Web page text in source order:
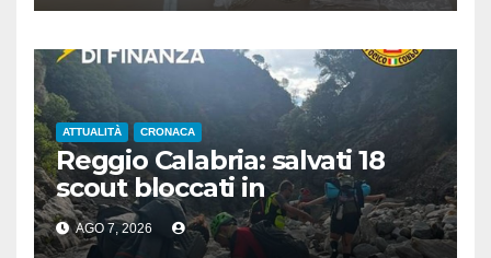
ATTUALITÀ CRONACA
Reggio Calabria: salvati 18
scout bloccati in
Aspromonte, 2 recuperati in
elicottero
AGO 7, 2026